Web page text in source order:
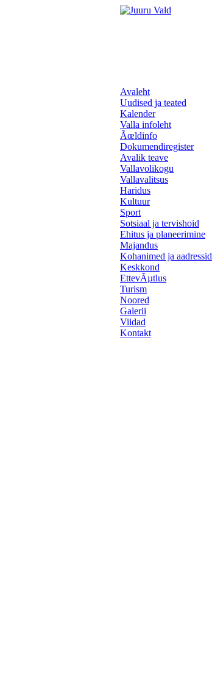
Avaleht
Uudised ja teated
Kalender
Valla infoleht
Ãœldinfo
Dokumendiregister
Avalik teave
Vallavolikogu
Vallavalitsus
Haridus
Kultuur
Sport
Sotsiaal ja tervishoid
Ehitus ja planeerimine
Majandus
Kohanimed ja aadressid
Keskkond
EttevÃµtlus
Turism
Noored
Galerii
Viidad
Kontakt